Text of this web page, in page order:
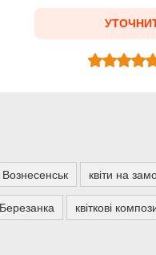
квіти на
квіткові